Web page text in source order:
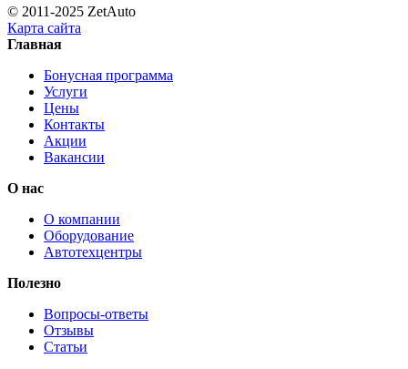
© 2011-2025 ZetAuto
Карта сайта
Главная
Бонусная программа
Услуги
Цены
Контакты
Акции
Вакансии
О нас
О компании
Оборудование
Автотехцентры
Полезно
Вопросы-ответы
Отзывы
Статьи